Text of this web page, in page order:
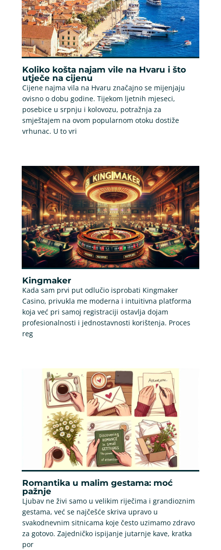
Koliko košta najam vile na Hvaru i što
utječe na cijenu
Cijene najma vila na Hvaru značajno se mijenjaju
ovisno o dobu godine. Tijekom ljetnih mjeseci,
posebice u srpnju i kolovozu, potražnja za
smještajem na ovom popularnom otoku dostiže
vrhunac. U to vri
Kingmaker
Kada sam prvi put odlučio isprobati Kingmaker
Casino, privukla me moderna i intuitivna platforma
koja već pri samoj registraciji ostavlja dojam
profesionalnosti i jednostavnosti korištenja. Proces
reg
Romantika u malim gestama: moć
pažnje
Ljubav ne živi samo u velikim riječima i grandioznim
gestama, već se najčešće skriva upravo u
svakodnevnim sitnicama koje često uzimamo zdravo
za gotovo. Zajedničko ispijanje jutarnje kave, kratka
por